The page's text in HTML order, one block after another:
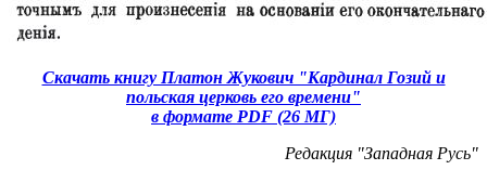
Скачать книгу Платон Жукович "Кардинал Гозий и
польская церковь его времени"
в формате PDF (26 МГ)
Редакция "Западная Русь"